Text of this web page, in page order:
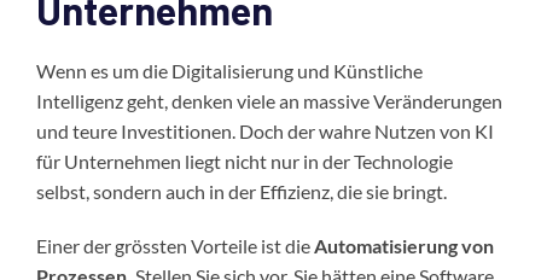
Unternehmen
Wenn es um die Digitalisierung und Künstliche
Intelligenz geht, denken viele an massive Veränderungen
und teure Investitionen. Doch der wahre Nutzen von KI
für Unternehmen liegt nicht nur in der Technologie
selbst, sondern auch in der Effizienz, die sie bringt.
Einer der grössten Vorteile ist dieAutomatisierung von